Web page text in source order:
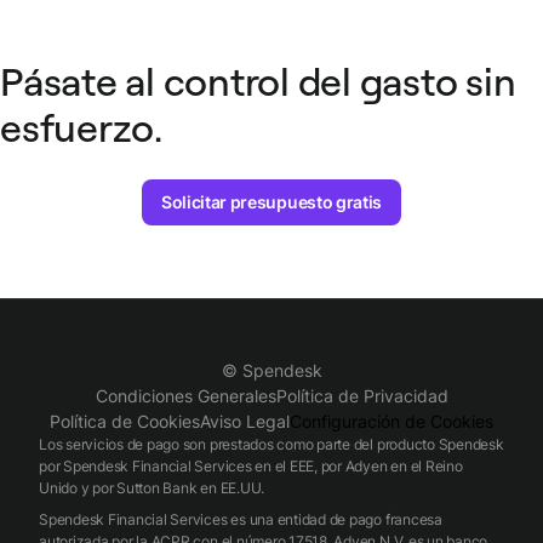
Pásate al control del gasto sin
esfuerzo.
Solicitar presupuesto gratis
© Spendesk
Condiciones GeneralesPolítica de Privacidad
Política de CookiesAviso LegalConfiguración de Cookies
Los servicios de pago son prestados como parte del producto Spendesk
por Spendesk Financial Services en el EEE, por Adyen en el Reino
Unido y por Sutton Bank en EE.UU.
Spendesk Financial Services es una entidad de pago francesa